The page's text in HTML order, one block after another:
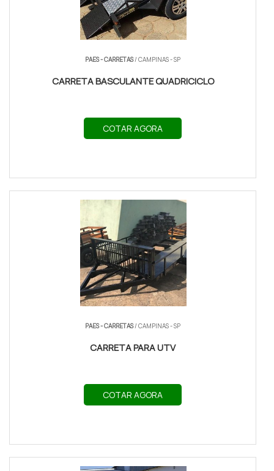
PAES - CARRETAS/ CAMPINAS - SP
CARRETA BASCULANTE QUADRICICLO
COTAR AGORA
PAES - CARRETAS/ CAMPINAS - SP
CARRETA PARA UTV
COTAR AGORA